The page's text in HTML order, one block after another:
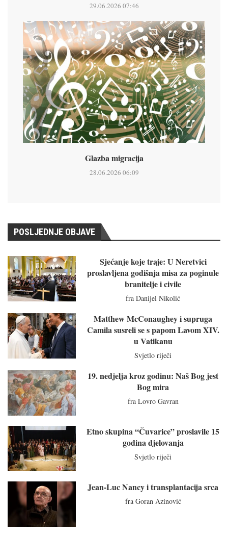
29.06.2026 07:46
Glazba migracija
28.06.2026 06:09
POSLJEDNJE OBJAVE
Sjećanje koje traje: U Neretvici
proslavljena godišnja misa za poginule
branitelje i civile
fra Danijel Nikolić
Matthew McConaughey i supruga
Camila susreli se s papom Lavom XIV.
u Vatikanu
Svjetlo riječi
19. nedjelja kroz godinu: Naš Bog jest
Bog mira
fra Lovro Gavran
Etno skupina “Čuvarice” proslavile 15
godina djelovanja
Svjetlo riječi
Jean-Luc Nancy i transplantacija srca
fra Goran Azinović